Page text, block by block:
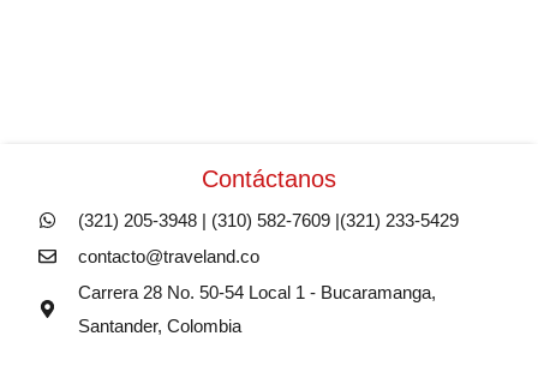
Contáctanos
(321) 205-3948 | (310) 582-7609 |(321) 233-5429
contacto@traveland.co
Carrera 28 No. 50-54 Local 1 - Bucaramanga,
Santander, Colombia